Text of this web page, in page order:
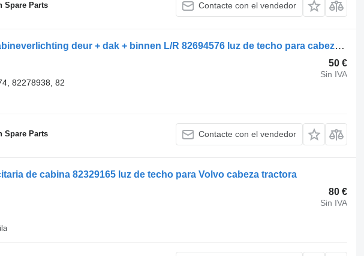
Spare Parts Contacte con el vendedor
Volvo Occ set cabineverlichting deur + dak + binnen L/R 82694576 luz de techo para cabeza tractora
50 €
Sin IVA
82278938, 82
Spare Parts Contacte con el vendedor
de cabina 82329165 luz de techo para Volvo cabeza tractora
80 €
Sin IVA